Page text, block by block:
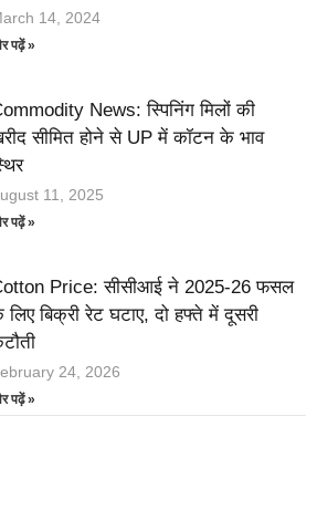
14, 2024
पढ़ें »
News: स्पिनिंग मिलों की
सीमित होने से UP में कॉटन के भाव
11, 2025
पढ़ें »
Price: सीसीआई ने 2025-26 फसल
लिए बिक्री रेट घटाए, दो हफ्ते में दूसरी
24, 2026
पढ़ें »